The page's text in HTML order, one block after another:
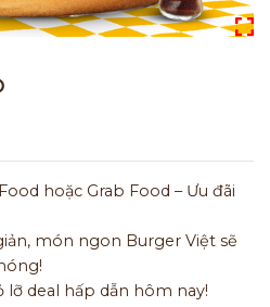
hoặc Grab Food – Ưu đãi
món ngon Burger Việt sẽ
deal hấp dẫn hôm nay!